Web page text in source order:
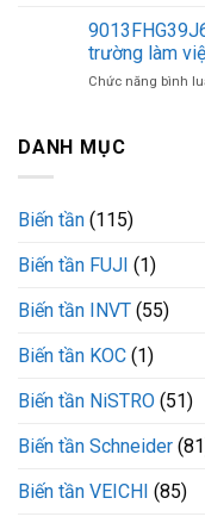
trường làm
Chức năng bình
DANH MỤC
Biến tần (115)
Biến tần FUJI (1)
Biến tần INVT (55)
Biến tần KOC (1)
Biến tần NiSTRO (51)
Biến tần Schneider
Biến tần VEICHI (85)